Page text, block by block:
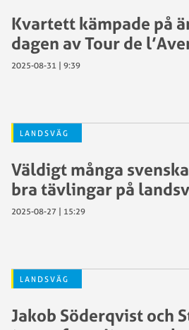
Kvartett kämpade på
dagen av Tour de
2025-08-31 | 9:39
LANDSVÄG
Väldigt många
bra tävlingar på
2025-08-27 | 15:29
LANDSVÄG
Jakob Söderqvist och